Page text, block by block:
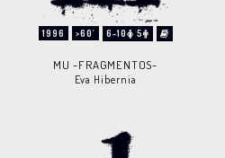
1996 >60' 6-10 5
MU -FRAGMENTOS-
Eva Hibernia